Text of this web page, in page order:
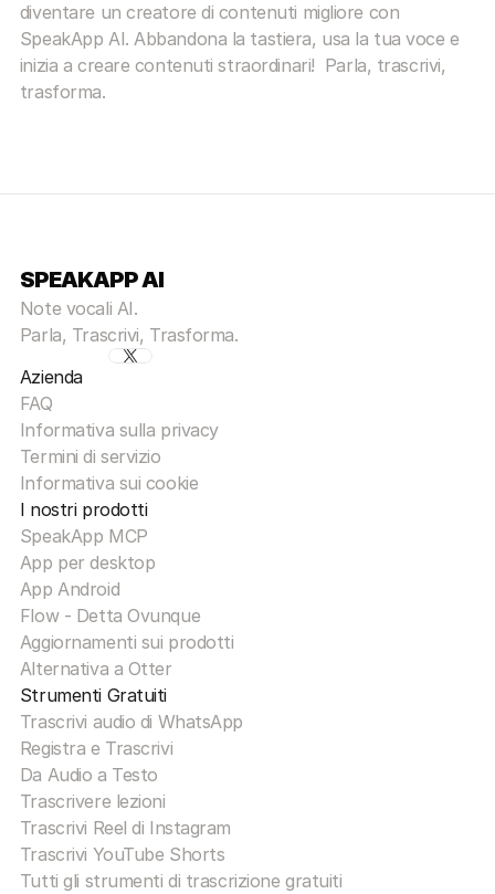
diventare un creatore di contenuti migliore con
SpeakApp AI. Abbandona la tastiera, usa la tua voce e
inizia a creare contenuti straordinari!  Parla, trascrivi,
trasforma.
SPEAKAPP AI
Note vocali AI.
Parla, Trascrivi, Trasforma.
Azienda
FAQ
Informativa sulla privacy
Termini di servizio
Informativa sui cookie
I nostri prodotti
SpeakApp MCP
App per desktop
App Android
Flow - Detta Ovunque
Aggiornamenti sui prodotti
Alternativa a Otter
Strumenti Gratuiti
Trascrivi audio di WhatsApp
Registra e Trascrivi
Da Audio a Testo
Trascrivere lezioni
Trascrivi Reel di Instagram
Trascrivi YouTube Shorts
Tutti gli strumenti di trascrizione gratuiti